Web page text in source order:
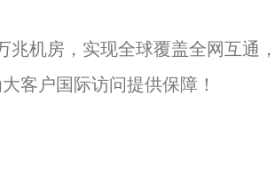
兆机房，实现全球覆盖全网互通，
客户国际访问提供保障！